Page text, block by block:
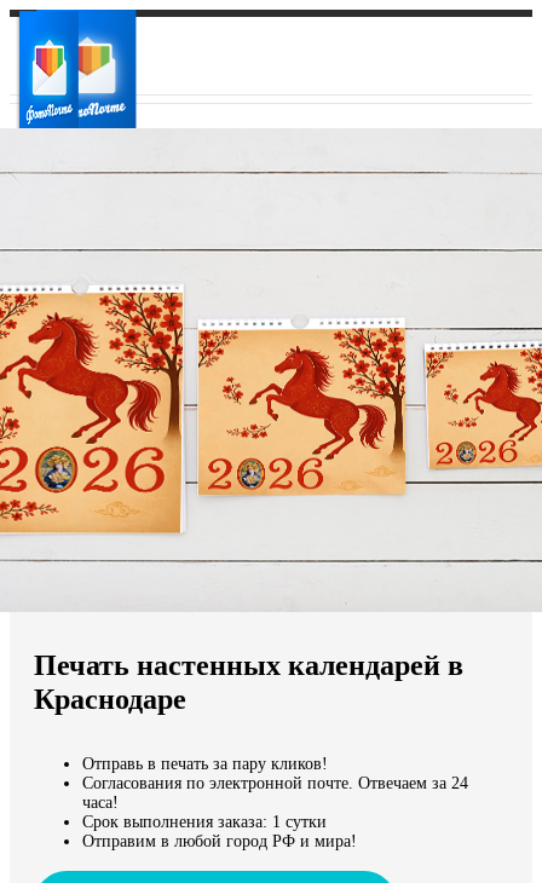
Ваш регион доставки
Выберите из списка:
Мы доставляем по всему миру
Продолжить без города
Печать настенных календарей в
Краснодаре
Отправь в печать за пару кликов!
Согласования по электронной почте. Отвечаем за 24
часа!
Срок выполнения заказа: 1 сутки
Отправим в любой город РФ и мира!